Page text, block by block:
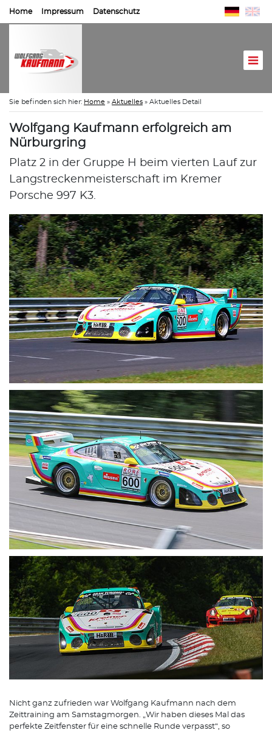
Home Impressum Datenschutz
Sie befinden sich hier: Home » Aktuelles » Aktuelles Detail
Wolfgang Kaufmann erfolgreich am
Nürburgring
Platz 2 in der Gruppe H beim vierten Lauf zur
Langstreckenmeisterschaft im Kremer
Porsche 997 K3.
Nicht ganz zufrieden war Wolfgang Kaufmann nach dem
Zeittraining am Samstagmorgen. „Wir haben dieses Mal das
perfekte Zeitfenster für eine schnelle Runde verpasst“, so